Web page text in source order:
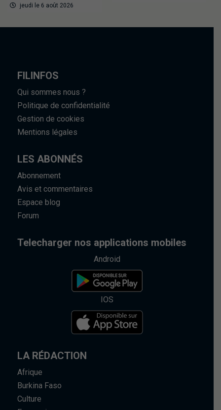
jeudi le 6 août 2026
FILINFOS
Qui sommes nous ?
Politique de confidentialité
Gestion de cookies
Mentions légales
LES ABONNÉS
Abonnement
Avis et commentaires
Espace blog
Forum
Telecharger nos applications mobiles
Android
IOS
LA RÉDACTION
Afrique
Burkina Faso
Culture